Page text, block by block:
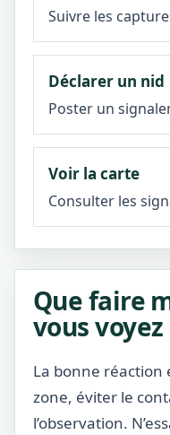
Suivre les
Déclarer un nid
Poster un
Voir la carte
Consulter les
Que faire
vous
La bonne réaction
zone, éviter le
l’observation.